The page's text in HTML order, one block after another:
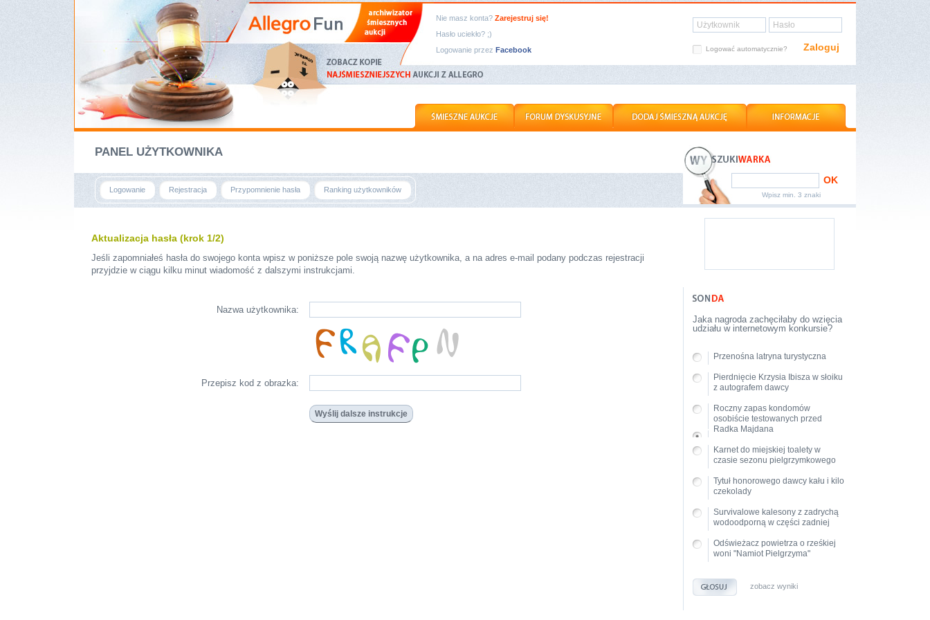
Nie masz konta? Zarejestruj się!
Hasło uciekło? ;)
Logowanie przez Facebook
Użytkownik Hasło
Logować automatycznie? Zaloguj
PANEL UŻYTKOWNIKA
Logowanie Rejestracja Przypomnienie hasła Ranking użytkowników
Aktualizacja hasła (krok 1/2)
Jeśli zapomniałeś hasła do swojego konta wpisz w poniższe pole swoją nazwę użytkownika, a na adres e-mail podany podczas rejestracji
przyjdzie w ciągu kilku minut wiadomość z dalszymi instrukcjami.
Nazwa użytkownika:
Przepisz kod z obrazka:
Wyślij dalsze instrukcje
OK
Wpisz min. 3 znaki
Jaka nagroda zachęciłaby do wzięcia
udziału w internetowym konkursie?
Przenośna latryna turystyczna
Pierdnięcie Krzysia Ibisza w słoiku
z autografem dawcy
Roczny zapas kondomów
osobiście testowanych przed
Radka Majdana
Karnet do miejskiej toalety w
czasie sezonu pielgrzymkowego
Tytuł honorowego dawcy kału i kilo
czekolady
Survivalowe kalesony z zadrychą
wodoodporną w części zadniej
Odświeżacz powietrza o rześkiej
woni "Namiot Pielgrzyma"
zobacz wyniki